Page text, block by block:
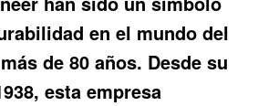
en el mundo del
de 80 años. Desde su
esta empresa